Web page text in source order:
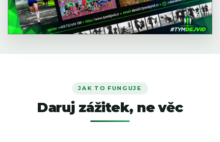
JAK TO FUNGUJE
Daruj zážitek, ne věc